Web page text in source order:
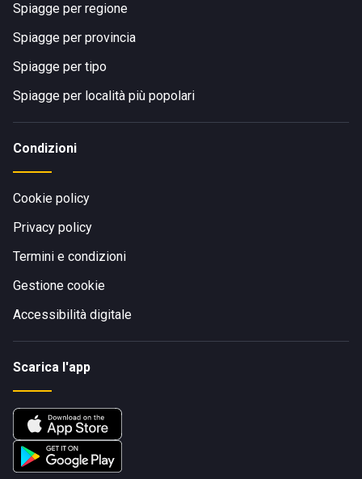
Spiagge per regione
Spiagge per provincia
Spiagge per tipo
Spiagge per località più popolari
Condizioni
Cookie policy
Privacy policy
Termini e condizioni
Gestione cookie
Accessibilità digitale
Scarica l'app